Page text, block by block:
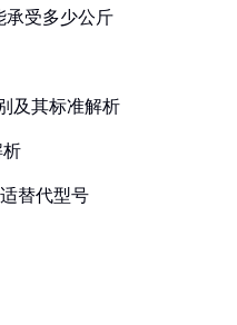
承受多少公斤
及其标准解析
析
替代型号